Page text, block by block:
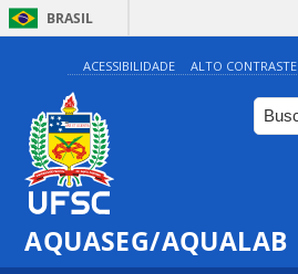
BRASIL
ACESSIBILIDADE ALTO CONTRASTE
AQUASEG/AQUALAB